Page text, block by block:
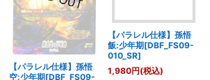
【パラレル仕様】孫悟
空:少年期[DBF_FS09-
【パラレル仕様】孫悟
飯:少年期[DBF_FS09-
010_SR]
1,980円(税込)